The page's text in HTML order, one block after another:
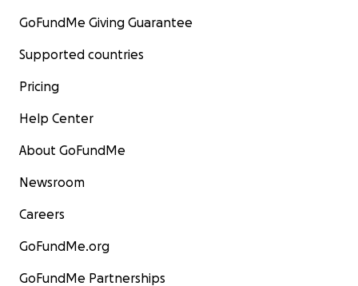
GoFundMe Giving Guarantee
Supported countries
Pricing
Help Center
About GoFundMe
Newsroom
Careers
GoFundMe.org
GoFundMe Partnerships